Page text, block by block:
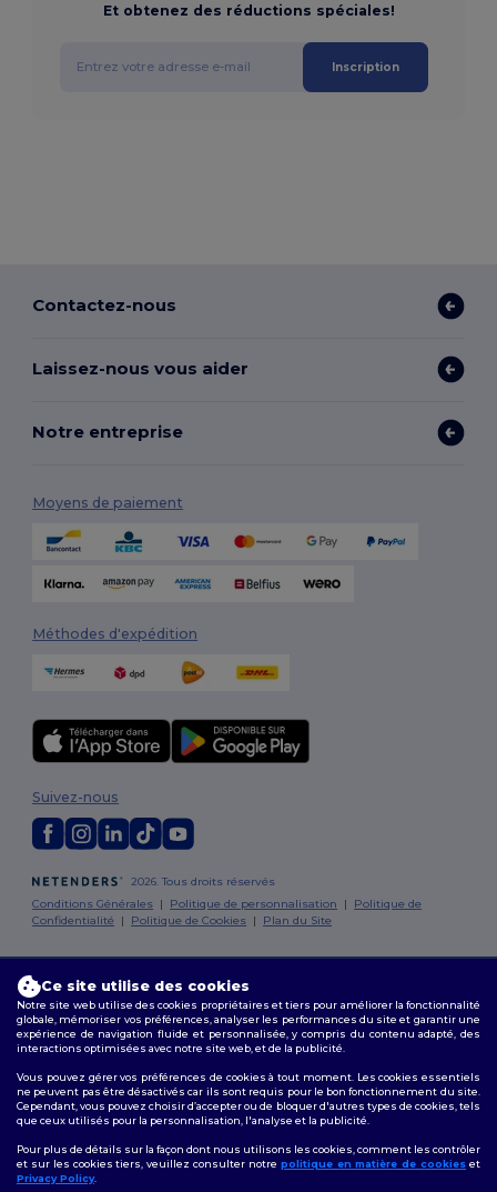
Et obtenez des réductions spéciales!
Inscription
Contactez-nous
Laissez-nous vous aider
Notre entreprise
Moyens de paiement
Méthodes d'expédition
2026. Tous droits réservés
Conditions Générales | Politique de personnalisation | Politique de
Confidentialité | Politique de Cookies | Plan du Site
Suivez-nous
Herentals|Hoogstraten|Bruges
Ce site utilise des cookies
Notre site web utilise des cookies propriétaires et tiers pour améliorer la fonctionnalité
globale, mémoriser vos préférences, analyser les performances du site et garantir une
expérience de navigation fluide et personnalisée, y compris du contenu adapté, des
interactions optimisées avec notre site web, et de la publicité.
Vous pouvez gérer vos préférences de cookies à tout moment. Les cookies essentiels
ne peuvent pas être désactivés car ils sont requis pour le bon fonctionnement du site.
Cependant, vous pouvez choisir d’accepter ou de bloquer d'autres types de cookies, tels
que ceux utilisés pour la personnalisation, l'analyse et la publicité.
Pour plus de détails sur la façon dont nous utilisons les cookies, comment les contrôler
et sur les cookies tiers, veuillez consulter notre politique en matière de cookies et
Privacy Policy.